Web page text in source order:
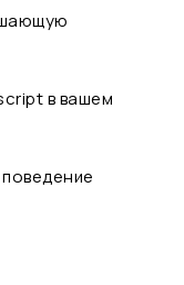
в вашем